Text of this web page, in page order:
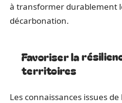
à transformer durablement
décarbonation.
Favoriser la
territoires
Les connaissances issues